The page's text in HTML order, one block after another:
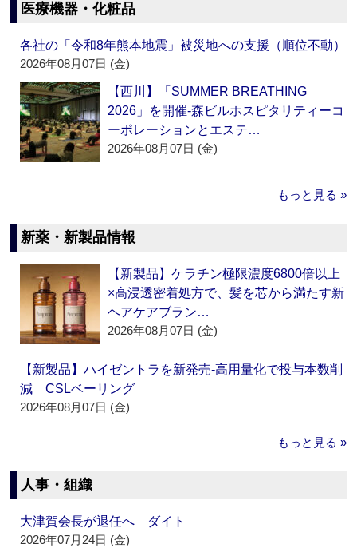
医療機器・化粧品
各社の「令和8年熊本地震」被災地への支援（順位不動）
2026年08月07日 (金)
【西川】「SUMMER BREATHING
2026」を開催‐森ビルホスピタリティーコ
ーポレーションとエステ…
2026年08月07日 (金)
もっと見る »
新薬・新製品情報
【新製品】ケラチン極限濃度6800倍以上
×高浸透密着処方で、髪を芯から満たす新
ヘアケアブラン…
2026年08月07日 (金)
【新製品】ハイゼントラを新発売‐高用量化で投与本数削
減 CSLベーリング
2026年08月07日 (金)
もっと見る »
人事・組織
大津賀会長が退任へ ダイト
2026年07月24日 (金)